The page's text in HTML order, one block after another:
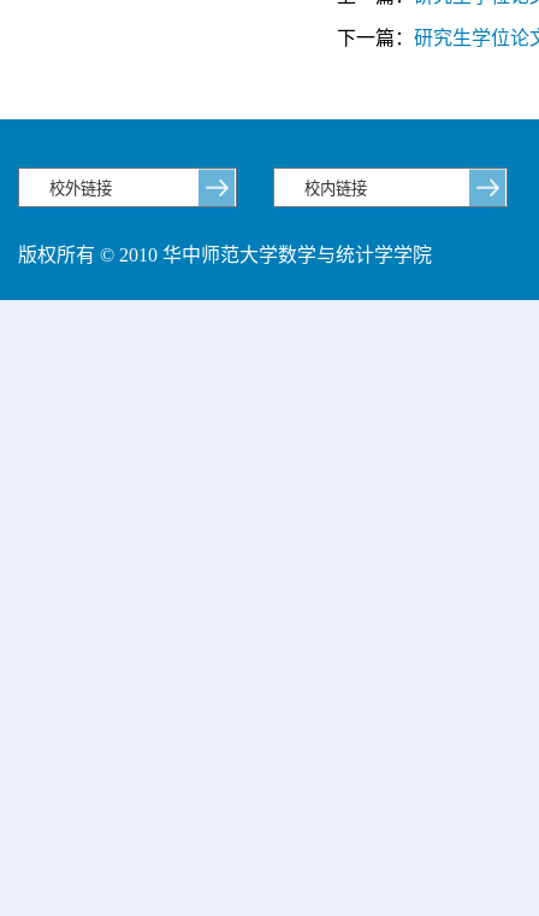
下一篇： 研究生学位论
版权所有 © 2010 华中师范大学数学与统计学学院